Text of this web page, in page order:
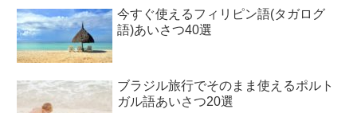
今すぐ使えるフィリピン語(タガログ
語)あいさつ40選
ブラジル旅行でそのまま使えるポルト
ガル語あいさつ20選